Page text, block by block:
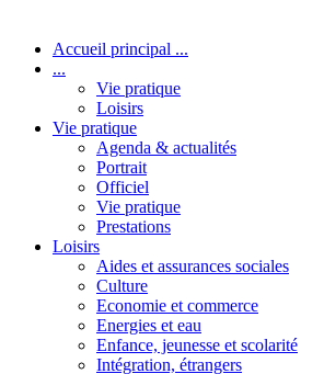
Accueil principal ...
...
Vie pratique
Loisirs
Vie pratique
Agenda & actualités
Portrait
Officiel
Vie pratique
Prestations
Loisirs
Aides et assurances sociales
Culture
Economie et commerce
Energies et eau
Enfance, jeunesse et scolarité
Intégration, étrangers